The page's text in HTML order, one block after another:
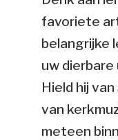
favoriete
belangrijke
uw
Hield hij
van
meteen